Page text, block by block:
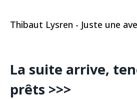
Thibaut Lysren - Juste une
La suite arrive,
prêts >>>